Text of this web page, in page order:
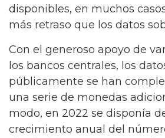
disponibles, en muchos
más retraso que los datos
Con el generoso apoyo de
los bancos centrales, los
públicamente se han
una serie de monedas
modo, en 2022 se disponía
crecimiento anual del